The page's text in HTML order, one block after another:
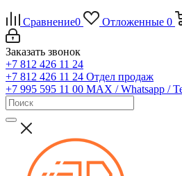
Сравнение0 Отложенные 0
Заказать звонок
+7 812 426 11 24
+7 812 426 11 24 Отдел продаж
+7 995 595 11 00 MAX / Whatsapp /